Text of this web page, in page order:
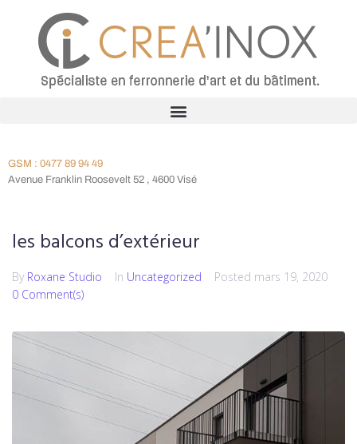
GSM : 0477 89 94 49
Avenue Franklin Roosevelt 52 , 4600 Visé
les balcons d’extérieur
By Roxane Studio In Uncategorized Posted mars 19, 2020
0 Comment(s)